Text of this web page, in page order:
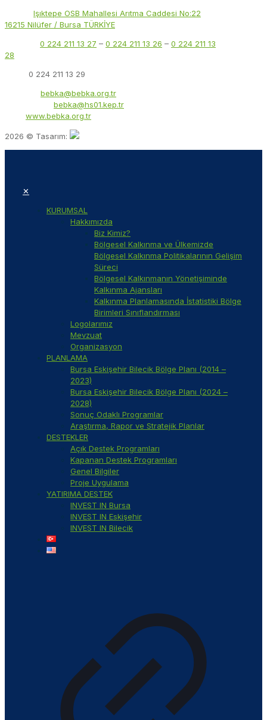
Işıktepe OSB Mahallesi Arıtma Caddesi No:22
16215 Nilüfer / Bursa TÜRKİYE
0 224 211 13 27 – 0 224 211 13 26 – 0 224 211 13
28
0 224 211 13 29
bebka@bebka.org.tr
bebka@hs01.kep.tr
www.bebka.org.tr
2026 © Tasarım:
✕
KURUMSAL
Hakkımızda
Biz Kimiz?
Bölgesel Kalkınma ve Ülkemizde
Bölgesel Kalkınma Politikalarının Gelişim
Süreci
Bölgesel Kalkınmanın Yönetişiminde
Kalkınma Ajansları
Kalkınma Planlamasında İstatistiki Bölge
Birimleri Sınıflandırması
Logolarımız
Mevzuat
Organizasyon
PLANLAMA
Bursa Eskişehir Bilecik Bölge Planı (2014 –
2023)
Bursa Eskişehir Bilecik Bölge Planı (2024 –
2028)
Sonuç Odaklı Programlar
Araştırma, Rapor ve Stratejik Planlar
DESTEKLER
Açık Destek Programları
Kapanan Destek Programları
Genel Bilgiler
Proje Uygulama
YATIRIMA DESTEK
INVEST IN Bursa
INVEST IN Eskişehir
INVEST IN Bilecik